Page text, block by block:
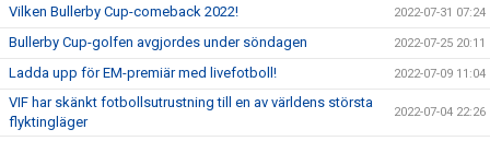
Vilken Bullerby Cup-comeback 2022! 2022-07-31 07:24
Bullerby Cup-golfen avgjordes under söndagen 2022-07-25 20:11
Ladda upp för EM-premiär med livefotboll! 2022-07-09 11:04
VIF har skänkt fotbollsutrustning till en av världens största
flyktingläger
2022-07-04 22:26